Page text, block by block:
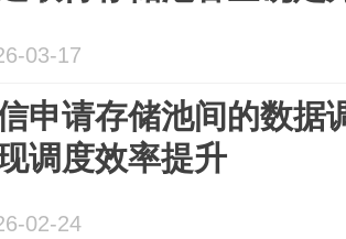
03-17
申请存储池间的数据
调度效率提升
02-24